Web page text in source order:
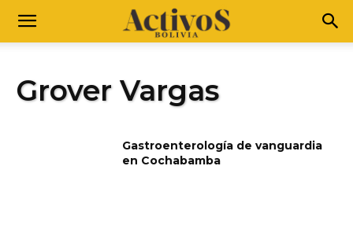
Grover Vargas
Gastroenterología de vanguardia
en Cochabamba